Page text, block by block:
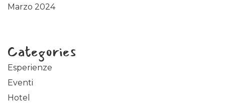
Marzo 2024
Categories
Esperienze
Eventi
Hotel